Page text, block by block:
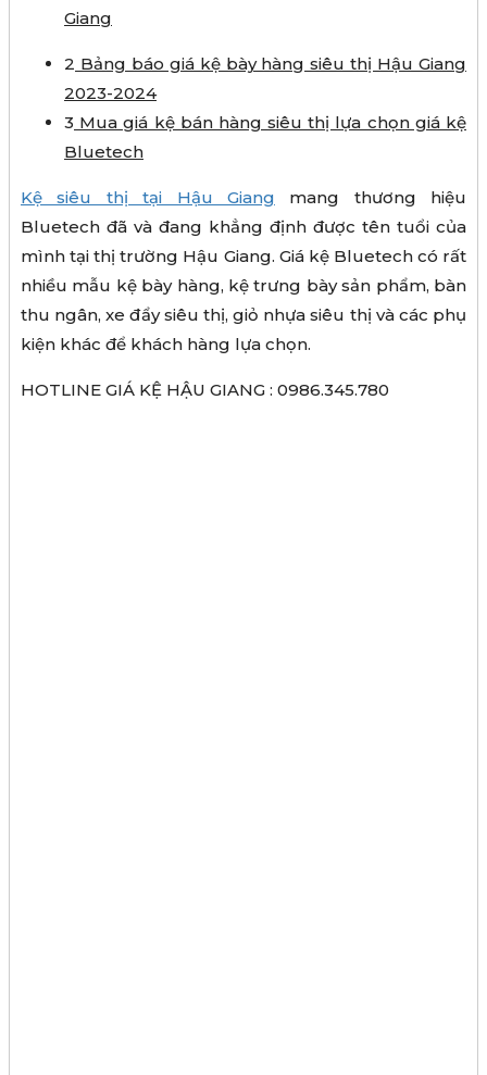
Giang
2 Bảng báo giá kệ bày hàng siêu thị Hậu Giang
2023-2024
3 Mua giá kệ bán hàng siêu thị lựa chọn giá kệ
Bluetech
Kệ siêu thị tại Hậu Giang mang thương hiệu
Bluetech đã và đang khẳng định được tên tuổi của
mình tại thị trường Hậu Giang. Giá kệ Bluetech có rất
nhiều mẫu kệ bày hàng, kệ trưng bày sản phẩm, bàn
thu ngân, xe đẩy siêu thị, giỏ nhựa siêu thị và các phụ
kiện khác để khách hàng lựa chọn.
HOTLINE GIÁ KỆ HẬU GIANG : 0986.345.780